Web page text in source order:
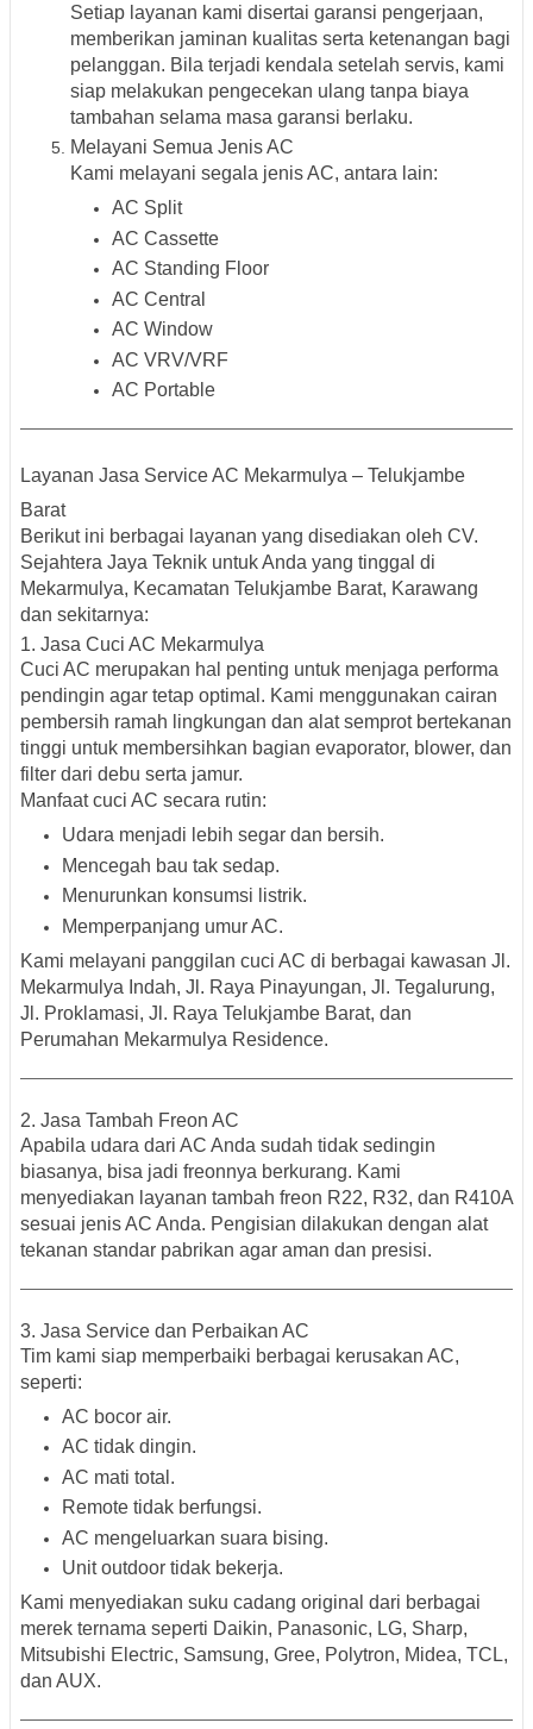
Setiap layanan kami disertai garansi pengerjaan,
memberikan jaminan kualitas serta ketenangan bagi
pelanggan. Bila terjadi kendala setelah servis, kami
siap melakukan pengecekan ulang tanpa biaya
tambahan selama masa garansi berlaku.
Melayani Semua Jenis AC
Kami melayani segala jenis AC, antara lain:
AC Split
AC Cassette
AC Standing Floor
AC Central
AC Window
AC VRV/VRF
AC Portable
Layanan Jasa Service AC Mekarmulya – Telukjambe
Barat
Berikut ini berbagai layanan yang disediakan oleh CV.
Sejahtera Jaya Teknik untuk Anda yang tinggal di
Mekarmulya, Kecamatan Telukjambe Barat, Karawang
dan sekitarnya:
1. Jasa Cuci AC Mekarmulya
Cuci AC merupakan hal penting untuk menjaga performa
pendingin agar tetap optimal. Kami menggunakan cairan
pembersih ramah lingkungan dan alat semprot bertekanan
tinggi untuk membersihkan bagian evaporator, blower, dan
filter dari debu serta jamur.
Manfaat cuci AC secara rutin:
Udara menjadi lebih segar dan bersih.
Mencegah bau tak sedap.
Menurunkan konsumsi listrik.
Memperpanjang umur AC.
Kami melayani panggilan cuci AC di berbagai kawasan Jl.
Mekarmulya Indah, Jl. Raya Pinayungan, Jl. Tegalurung,
Jl. Proklamasi, Jl. Raya Telukjambe Barat, dan
Perumahan Mekarmulya Residence.
2. Jasa Tambah Freon AC
Apabila udara dari AC Anda sudah tidak sedingin
biasanya, bisa jadi freonnya berkurang. Kami
menyediakan layanan tambah freon R22, R32, dan R410A
sesuai jenis AC Anda. Pengisian dilakukan dengan alat
tekanan standar pabrikan agar aman dan presisi.
3. Jasa Service dan Perbaikan AC
Tim kami siap memperbaiki berbagai kerusakan AC,
seperti:
AC bocor air.
AC tidak dingin.
AC mati total.
Remote tidak berfungsi.
AC mengeluarkan suara bising.
Unit outdoor tidak bekerja.
Kami menyediakan suku cadang original dari berbagai
merek ternama seperti Daikin, Panasonic, LG, Sharp,
Mitsubishi Electric, Samsung, Gree, Polytron, Midea, TCL,
dan AUX.